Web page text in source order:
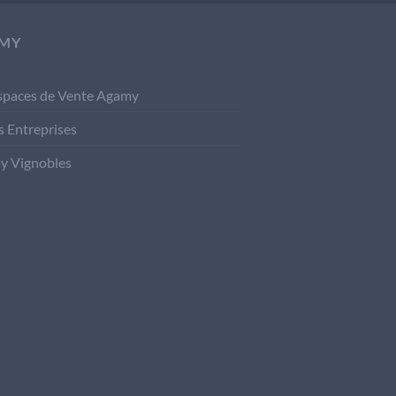
de Vente Agamy
Entreprises
Vignobles